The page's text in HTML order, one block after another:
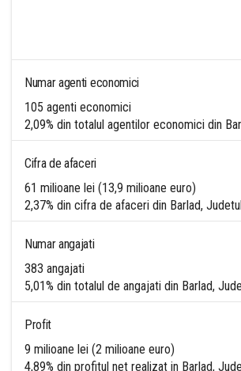
Numar agenti economici
105 agenti economici
2,09% din totalul agentilor economici din
Cifra de afaceri
61 milioane lei (13,9 milioane euro)
2,37% din cifra de afaceri din Barlad,
Numar angajati
383 angajati
5,01% din totalul de angajati din Barlad,
Profit
9 milioane lei (2 milioane euro)
4,89% din profitul net realizat in Barlad,